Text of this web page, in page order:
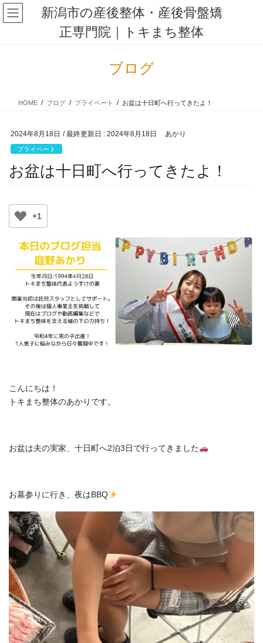
コ
ン
ナ
ビ
新潟市の産後整体・産後骨盤矯
正専門院｜トキまち整体
ブログ
HOME ブログ プライベート お盆は十日町へ行ってきたよ！
2024年8月18日 / 最終更新日 : 2024年8月18日 あかり
プライベート
お盆は十日町へ行ってきたよ！
+1
こんにちは！
トキまち整体のあかりです。
お盆は夫の実家、十日町へ2泊3日で行ってきました
お墓参りに行き、夜はBBQ